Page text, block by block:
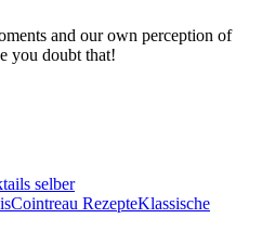
and our own perception of
you doubt that!
selber
Cointreau RezepteKlassische